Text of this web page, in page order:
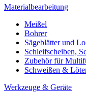
Materialbearbeitung
Meißel
Bohrer
Sägeblätter und
Schleifscheiben,
Zubehör für
Schweißen &
Werkzeuge & Geräte